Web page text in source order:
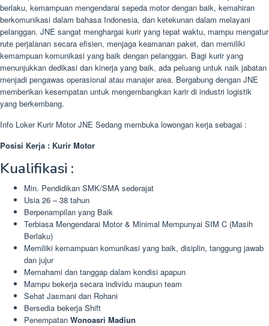
berlaku, kemampuan mengendarai sepeda motor dengan baik, kemahiran
berkomunikasi dalam bahasa Indonesia, dan ketekunan dalam melayani
pelanggan. JNE sangat menghargai kurir yang tepat waktu, mampu mengatur
rute perjalanan secara efisien, menjaga keamanan paket, dan memiliki
kemampuan komunikasi yang baik dengan pelanggan. Bagi kurir yang
menunjukkan dedikasi dan kinerja yang baik, ada peluang untuk naik jabatan
menjadi pengawas operasional atau manajer area. Bergabung dengan JNE
memberikan kesempatan untuk mengembangkan karir di industri logistik
yang berkembang.
Info Loker Kurir Motor JNE Sedang membuka lowongan kerja sebagai :
Posisi Kerja : Kurir Motor
Kualifikasi :
Min. Pendidikan SMK/SMA sederajat
Usia 26 – 38 tahun
Berpenampilan yang Baik
Terbiasa Mengendarai Motor & Minimal Mempunyai SIM C (Masih
Berlaku)
Memiliki kemampuan komunikasi yang baik, disiplin, tanggung jawab
dan jujur
Memahami dan tanggap dalam kondisi apapun
Mampu bekerja secara individu maupun team
Sehat Jasmani dan Rohani
Bersedia bekerja Shift
Penempatan Wonoasri Madiun